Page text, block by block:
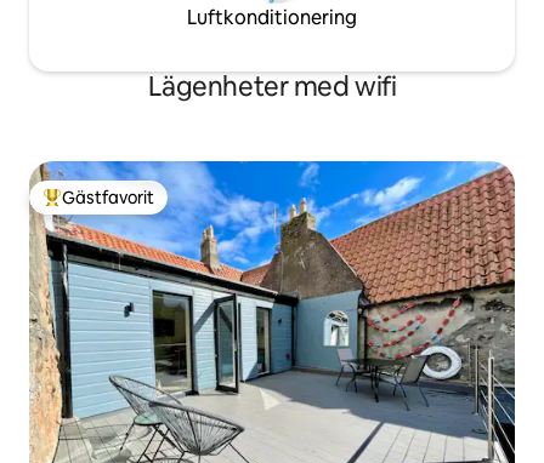
Luftkonditionering
Lägenheter med wifi
Populär gästfavorit
Gästfavorit